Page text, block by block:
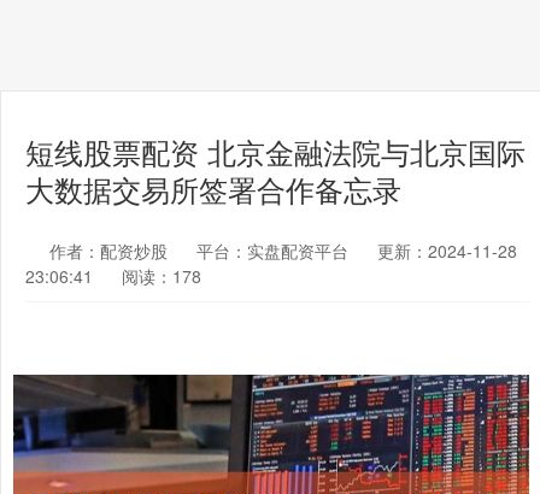
短线股票配资 北京金融法院与北京国际
大数据交易所签署合作备忘录
作者：配资炒股 平台：实盘配资平台
更新：2024-11-28
23:06:41
阅读：178